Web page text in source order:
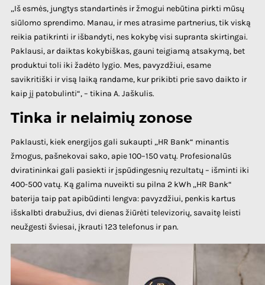
„Iš esmės, jungtys standartinės ir žmogui nebūtina pirkti mūsų
siūlomo sprendimo. Manau, ir mes atrasime partnerius, tik viską
reikia patikrinti ir išbandyti, nes kokybę visi supranta skirtingai.
Paklausi, ar daiktas kokybiškas, gauni teigiamą atsakymą, bet
produktui toli iki žadėto lygio. Mes, pavyzdžiui, esame
savikritiški ir visą laiką randame, kur prikibti prie savo daikto ir
kaip jį patobulinti“, – tikina A. Jaškulis.
Tinka ir nelaimių zonose
Paklausti, kiek energijos gali sukaupti „HR Bank“ minantis
žmogus, pašnekovai sako, apie 100–150 vatų. Profesionalūs
dviratininkai gali pasiekti ir įspūdingesnių rezultatų – išminti iki
400-500 vatų. Ką galima nuveikti su pilna 2 kWh „HR Bank“
baterija taip pat apibūdinti lengva: pavyzdžiui, penkis kartus
išskalbti drabužius, dvi dienas žiūrėti televizorių, savaitę leisti
neužgesti šviesai, įkrauti 123 telefonus ir pan.